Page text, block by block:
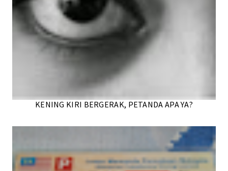
KENING KIRI BERGERAK, PETANDA APA YA?